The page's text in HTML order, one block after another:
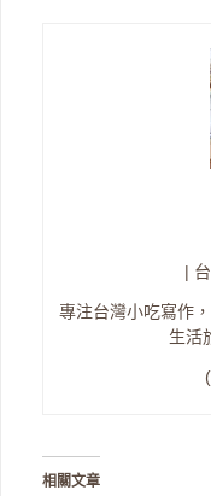
|
專注台灣小吃寫作
生活
(
相關文章